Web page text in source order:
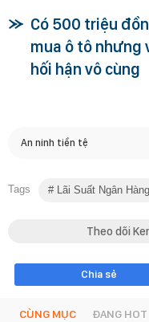
Có 500 triệu
mua ô tô nhưng
hối hận vô cùng
An ninh tiền tệ
Tags Lãi Suất Ngân Hàng
Theo dõi
Chia sẻ
CÙNG MỤC ĐANG HOT